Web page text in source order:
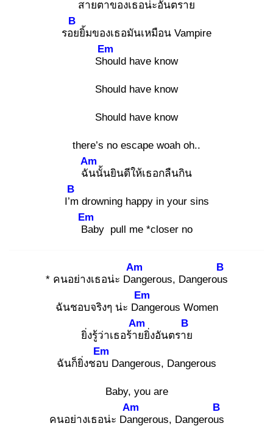
สายตาของเธอน่ะอันตราย
รอย
B
ยิ้มของเธอมันเหมือน Vampire
Sho
Em
uld have know
Should have know
Should have know
there’s no escape woah oh..
ฉัน
Am
นั้นยินดีให้เธอกลืนกิน
I’m
B
drowning happy in your sins
Ba
Em
by pull me *closer no
* คนอย่างเธอน่ะ Dan
Am
gerous, Dangerous
B
ฉันชอบจริงๆ น่ะ Dan
Em
gerous Women
ยิ่งรู้ว่าเธอร้าย
Am
ยิ่งอันตราย
B
ฉันก็ยิ่งชอบ
Em
Dangerous, Dangerous
Baby, you are
คนอย่างเธอน่ะ Dan
Am
gerous, Dangerous
B